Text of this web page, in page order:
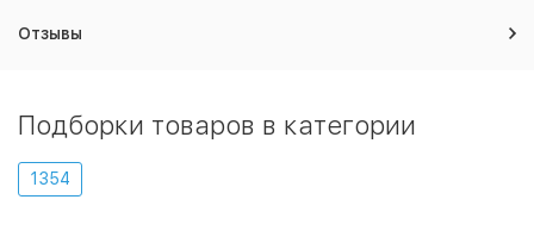
Отзывы
Подборки товаров в категории
1354